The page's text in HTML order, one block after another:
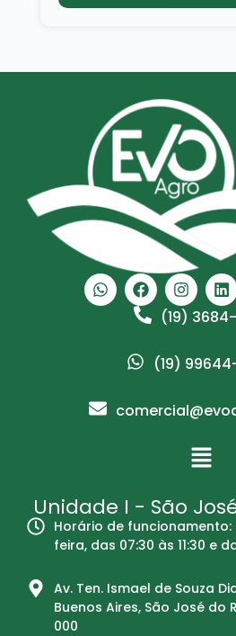
(19)
(19)
Unidade I - São
Horário de
feira, das 07:30 às 11:30 e
Av. Ten. Ismael de Souza
Buenos Aires, São José do
000